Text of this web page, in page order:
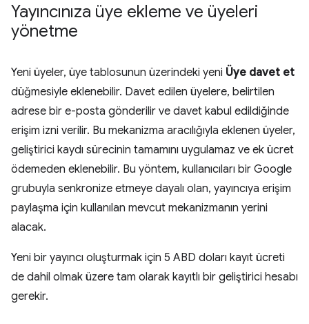
Yayıncınıza üye ekleme ve üyeleri
yönetme
Yeni üyeler, üye tablosunun üzerindeki yeni Üye davet et
düğmesiyle eklenebilir. Davet edilen üyelere, belirtilen
adrese bir e-posta gönderilir ve davet kabul edildiğinde
erişim izni verilir. Bu mekanizma aracılığıyla eklenen üyeler,
geliştirici kaydı sürecinin tamamını uygulamaz ve ek ücret
ödemeden eklenebilir. Bu yöntem, kullanıcıları bir Google
grubuyla senkronize etmeye dayalı olan, yayıncıya erişim
paylaşma için kullanılan mevcut mekanizmanın yerini
alacak.
Yeni bir yayıncı oluşturmak için 5 ABD doları kayıt ücreti
de dahil olmak üzere tam olarak kayıtlı bir geliştirici hesabı
gerekir.